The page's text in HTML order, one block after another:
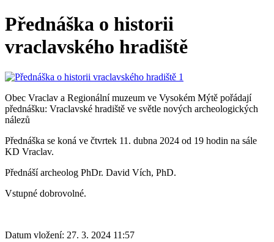
Přednáška o historii
vraclavského hradiště
Obec Vraclav a Regionální muzeum ve Vysokém Mýtě pořádají
přednášku: Vraclavské hradiště ve světle nových archeologických
nálezů
Přednáška se koná ve čtvrtek 11. dubna 2024 od 19 hodin na sále
KD Vraclav.
Přednáší archeolog PhDr. David Vích, PhD.
Vstupné dobrovolné.
Datum vložení: 27. 3. 2024 11:57